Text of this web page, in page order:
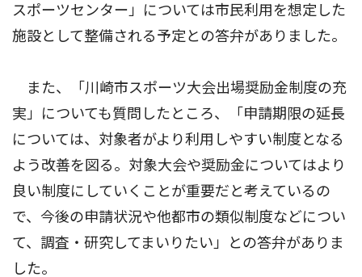
スポーツセンター」については市民利用を想定した
施設として整備される予定との答弁がありました。
また、「川崎市スポーツ大会出場奨励金制度の充
実」についても質問したところ、「申請期限の延長
については、対象者がより利用しやすい制度となる
よう改善を図る。対象大会や奨励金についてはより
良い制度にしていくことが重要だと考えているの
で、今後の申請状況や他都市の類似制度などについ
て、調査・研究してまいりたい」との答弁がありま
した。